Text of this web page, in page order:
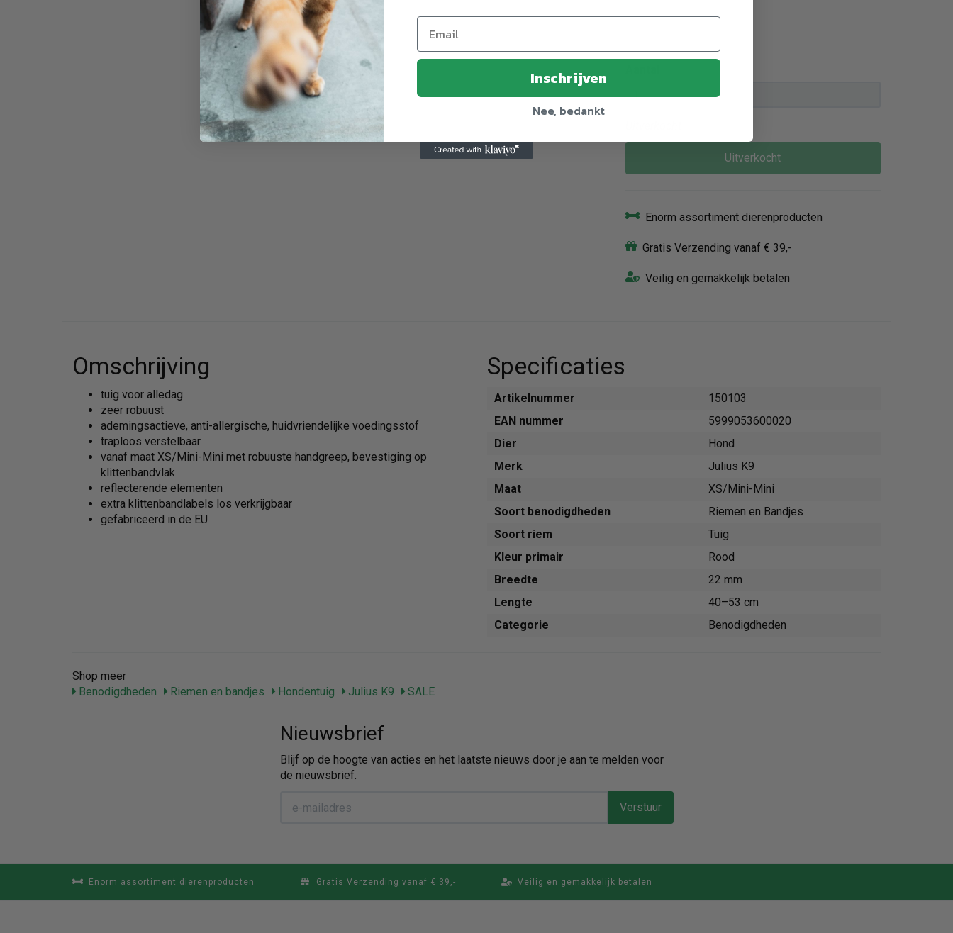
Zwart -
Uitverkocht
Enorm assortiment dierenproducten
Gratis Verzending vanaf € 39,-
Veilig en gemakkelijk betalen
Omschrijving
tuig voor alledag
zeer robuust
ademingsactieve, anti-allergische, huidvriendelijke voedingsstof
traploos verstelbaar
vanaf maat XS/Mini-Mini met robuuste handgreep, bevestiging op
klittenbandvlak
reflecterende elementen
extra klittenbandlabels los verkrijgbaar
gefabriceerd in de EU
Specificaties
Artikelnummer
150103
EAN nummer
5999053600020
Dier
Hond
Merk
Julius K9
Maat
XS/Mini-Mini
Soort benodigdheden
Riemen en Bandjes
Soort riem
Tuig
Kleur primair
Rood
Breedte
22 mm
Lengte
40–53 cm
Categorie
Benodigdheden
Shop meer
Benodigdheden
Riemen en bandjes Hondentuig Julius K9 SALE
Nieuwsbrief
Blijf op de hoogte van acties en het laatste nieuws door je aan te melden voor
de nieuwsbrief.
Verstuur
Enorm assortiment dierenproducten Gratis Verzending vanaf € 39,- Veilig en gemakkelijk betalen
Inschrijven
Nee, bedankt